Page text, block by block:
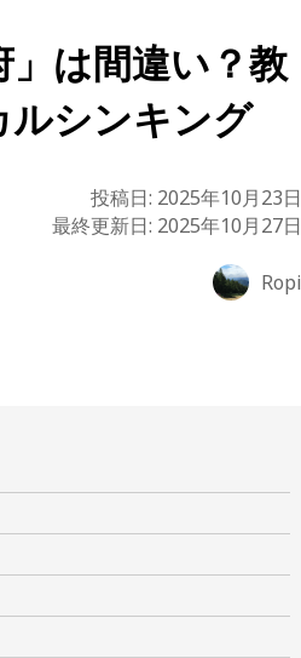
」は間違い？教
シンキング
投稿日: 2025年10月23日
最終更新日: 2025年10月27日
Ropi